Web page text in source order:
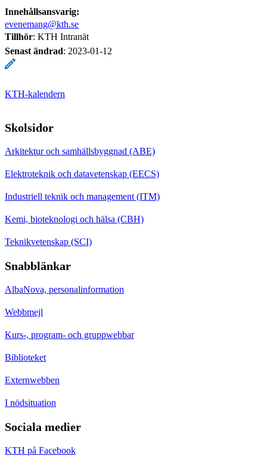
Innehållsansvarig:
evenemang@kth.se
Tillhör: KTH Intranät
Senast ändrad: 2023-01-12
KTH-kalendern
Skolsidor
Arkitektur och samhällsbyggnad (ABE)
Elektroteknik och datavetenskap (EECS)
Industriell teknik och management (ITM)
Kemi, bioteknologi och hälsa (CBH)
Teknikvetenskap (SCI)
Snabblänkar
AlbaNova, personalinformation
Webbmejl
Kurs-, program- och gruppwebbar
Biblioteket
Externwebben
I nödsituation
Sociala medier
KTH på Facebook